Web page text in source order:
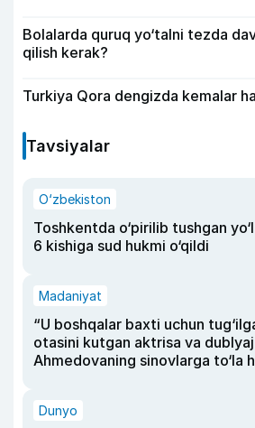
Bolalarda quruq yo‘talni tezda
qilish kerak?
Turkiya Qora dengizda kemalar
Tavsiyalar
O‘zbekiston
Toshkentda o‘pirilib tushgan
6 kishiga sud hukmi o‘qildi
Madaniyat
“U boshqalar baxti uchun
otasini kutgan aktrisa va
Ahmedovaning sinovlarga to‘la
Dunyo